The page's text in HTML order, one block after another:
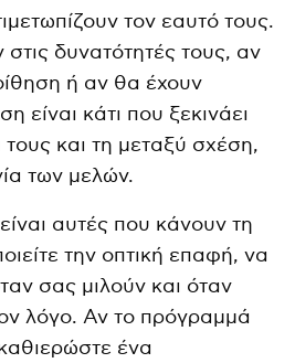
τον εαυτό τους.
δυνατότητές τους, αν
ή αν θα έχουν
είναι κάτι που ξεκινάει
τους και τη μεταξύ σχέση,
των μελών.
αυτές που κάνουν τη
την οπτική επαφή, να
σας μιλούν και όταν
λόγο. Αν το πρόγραμμά
ένα